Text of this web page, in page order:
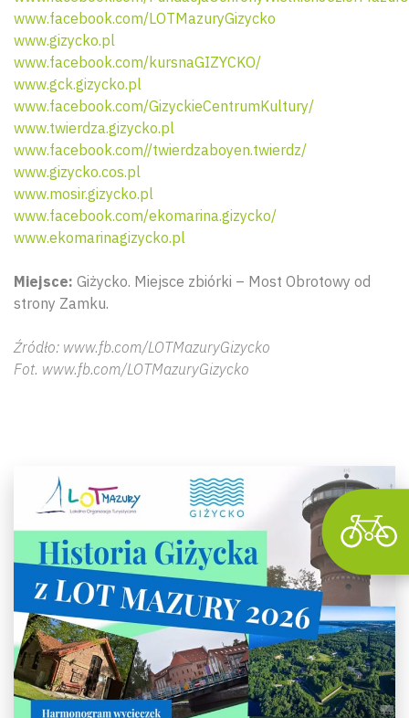
www.facebook.com/LOTMazuryGizycko
www.gizycko.pl
www.facebook.com/kursnaGIZYCKO/
www.gck.gizycko.pl
www.facebook.com/GizyckieCentrumKultury/
www.twierdza.gizycko.pl
www.facebook.com//twierdzaboyen.twierdz/
www.gizycko.cos.pl
www.mosir.gizycko.pl
www.facebook.com/ekomarina.gizycko/
www.ekomarinagizycko.pl
Miejsce: Giżycko. Miejsce zbiórki – Most Obrotowy od
strony Zamku.
Źródło: www.fb.com/LOTMazuryGizycko
Fot. www.fb.com/LOTMazuryGizycko